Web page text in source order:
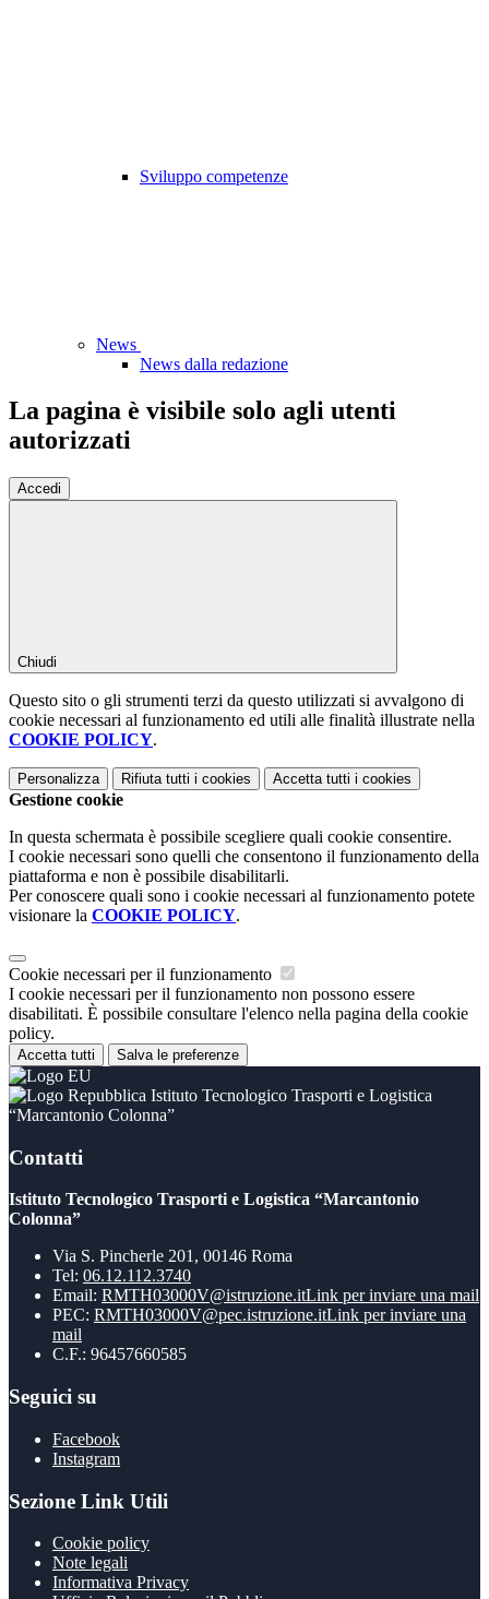
Sviluppo competenze
News
News dalla redazione
La pagina è visibile solo agli utenti
autorizzati
Accedi
Chiudi
Questo sito o gli strumenti terzi da questo utilizzati si avvalgono di
cookie necessari al funzionamento ed utili alle finalità illustrate nella
COOKIE POLICY.
Personalizza Rifiuta tutti i cookies Accetta tutti i cookies
Gestione cookie
In questa schermata è possibile scegliere quali cookie consentire.
I cookie necessari sono quelli che consentono il funzionamento della
piattaforma e non è possibile disabilitarli.
Per conoscere quali sono i cookie necessari al funzionamento potete
visionare la COOKIE POLICY.
Cookie necessari per il funzionamento
I cookie necessari per il funzionamento non possono essere
disabilitati. È possibile consultare l'elenco nella pagina della cookie
policy.
Accetta tutti Salva le preferenze
Istituto Tecnologico Trasporti e Logistica
“Marcantonio Colonna”
Contatti
Istituto Tecnologico Trasporti e Logistica “Marcantonio
Colonna”
Via S. Pincherle 201, 00146 Roma
Tel: 06.12.112.3740
Email: RMTH03000V@istruzione.itLink per inviare una mail
PEC: RMTH03000V@pec.istruzione.itLink per inviare una
mail
C.F.: 96457660585
Seguici su
Facebook
Instagram
Sezione Link Utili
Cookie policy
Note legali
Informativa Privacy